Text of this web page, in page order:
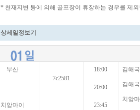
* 천재지변 등에 의해 골프장이 휴장하는 경우를 제
상세일정보기
부산
치앙마이
7c2581
18:00
20:00
23:45
김해
김해
치앙